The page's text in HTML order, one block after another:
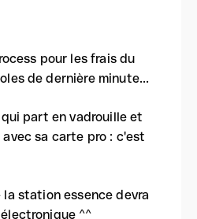
pour les frais du
de dernière minute...
part en vadrouille et
sa carte pro : c'est
station essence devra
^^